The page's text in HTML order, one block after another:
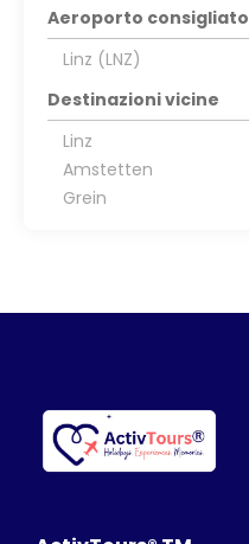
Aeroporto consigliato
Linz (LNZ)
Destinazioni vicine
Linz
Amstetten
Grein